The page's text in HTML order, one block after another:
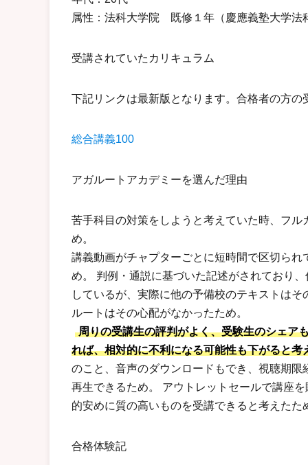
属性：法科大学院 既修１年（慶應義塾大学法
受講されていたカリキュラム
下記リンクは最新版となります。合格者の方の
総合講義100
アガルートアカデミーを選んだ理由
苦手科目の対策をしようと考えていた時、フ
め。
講義動画がチャプターごとに短時間で区切ら
め。 判例・通説に基づいた記述がされており
しているが、実際に他の予備校のテキストは
ルートはその心配がなかったため。
周りの受講生の評判がよく、受験生のシェア
れば、相対的に不利になる可能性も下がると考
のこと、音声のダウンロードもでき、視聴期
再生できるため。 アウトレットセールで講座
的安めに質の高いものを受講できると考えたた
合格体験記